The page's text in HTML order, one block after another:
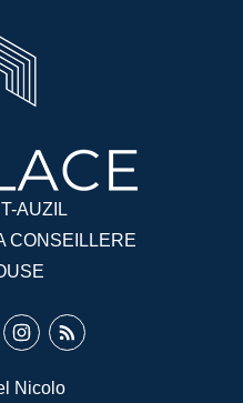
Nicolo
AUZIL
CONSEILLERE